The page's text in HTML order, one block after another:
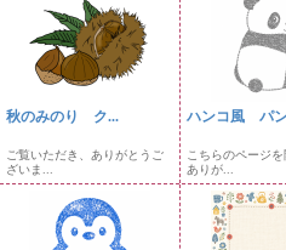
秋のみのり ク...
ご覧いただき、ありがとうご
ざいま...
ハンコ風 パ
こちらのページを
ありが...